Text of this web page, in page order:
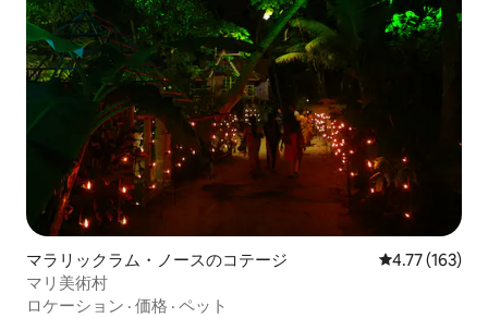
マラリックラム・ノースのコテージ レビュー163
4.77 (163)
マリ美術村
ロケーション · 価格 · ペット